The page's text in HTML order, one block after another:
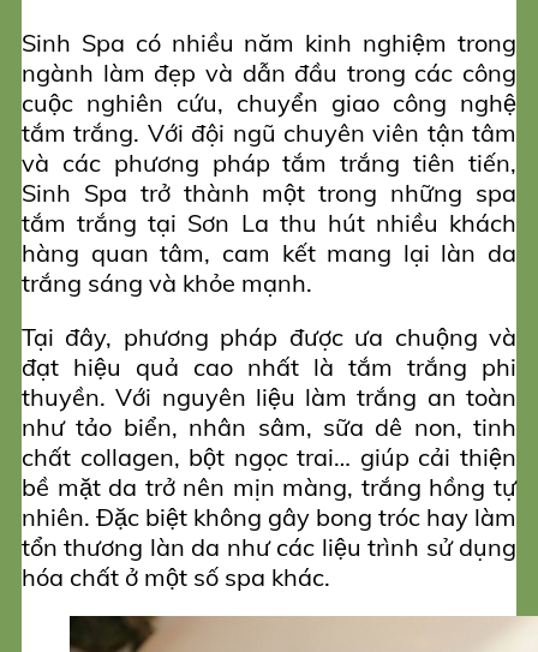
Sinh Spa có nhiều năm kinh nghiệm trong
ngành làm đẹp và dẫn đầu trong các công
cuộc nghiên cứu, chuyển giao công nghệ
tắm trắng. Với đội ngũ chuyên viên tận tâm
và các phương pháp tắm trắng tiên tiến,
Sinh Spa trở thành một trong những spa
tắm trắng tại Sơn La thu hút nhiều khách
hàng quan tâm, cam kết mang lại làn da
trắng sáng và khỏe mạnh.
Tại đây, phương pháp được ưa chuộng và
đạt hiệu quả cao nhất là tắm trắng phi
thuyền. Với nguyên liệu làm trắng an toàn
như tảo biển, nhân sâm, sữa dê non, tinh
chất collagen, bột ngọc trai… giúp cải thiện
bề mặt da trở nên mịn màng, trắng hồng tự
nhiên. Đặc biệt không gây bong tróc hay làm
tổn thương làn da như các liệu trình sử dụng
hóa chất ở một số spa khác.